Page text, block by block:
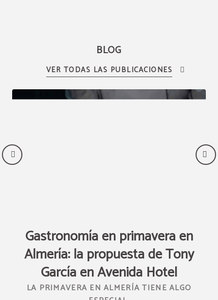
BLOG
VER TODAS LAS PUBLICACIONES
Gastronomía en primavera en
Almería: la propuesta de Tony
García en Avenida Hotel
LA PRIMAVERA EN ALMERÍA TIENE ALGO